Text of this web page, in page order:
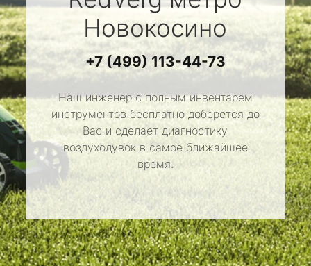
Новокосино
+7 (499) 113-44-73
Наш инженер с полным инвентарем
инструментов бесплатно доберется до
Вас и сделает диагностику
воздуходувок в самое ближайшее
время.